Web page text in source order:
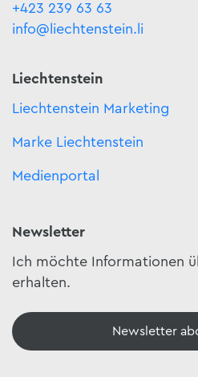
+423 239 63 63
info@liechtenstein.li
Liechtenstein
Liechtenstein Marketing
Marke Liechtenstein
Medienportal
Newsletter
Ich möchte Informationen
erhalten.
Newsletter